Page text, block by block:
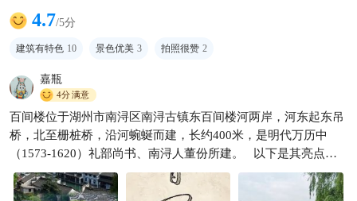
本以为乌镇很美了，直到我去
了一趟南浔……
4.7/5分
建筑有特色 10 景色优美 3 拍照很赞 2
嘉瓶
4分满意
百间楼位于湖州市南浔区南浔古镇东百间楼河两岸，河东起东吊
桥，北至栅桩桥，沿河蜿蜒而建，长约400米，是明代万历中
（1573-1620）礼部尚书、南浔人董份所建。 以下是其亮点所
在： - 建筑风格独特：这里的建筑既保留了明代建筑风格，又具
有清代建筑遗韵，将明代的简洁大气与清代的精致细腻完美结